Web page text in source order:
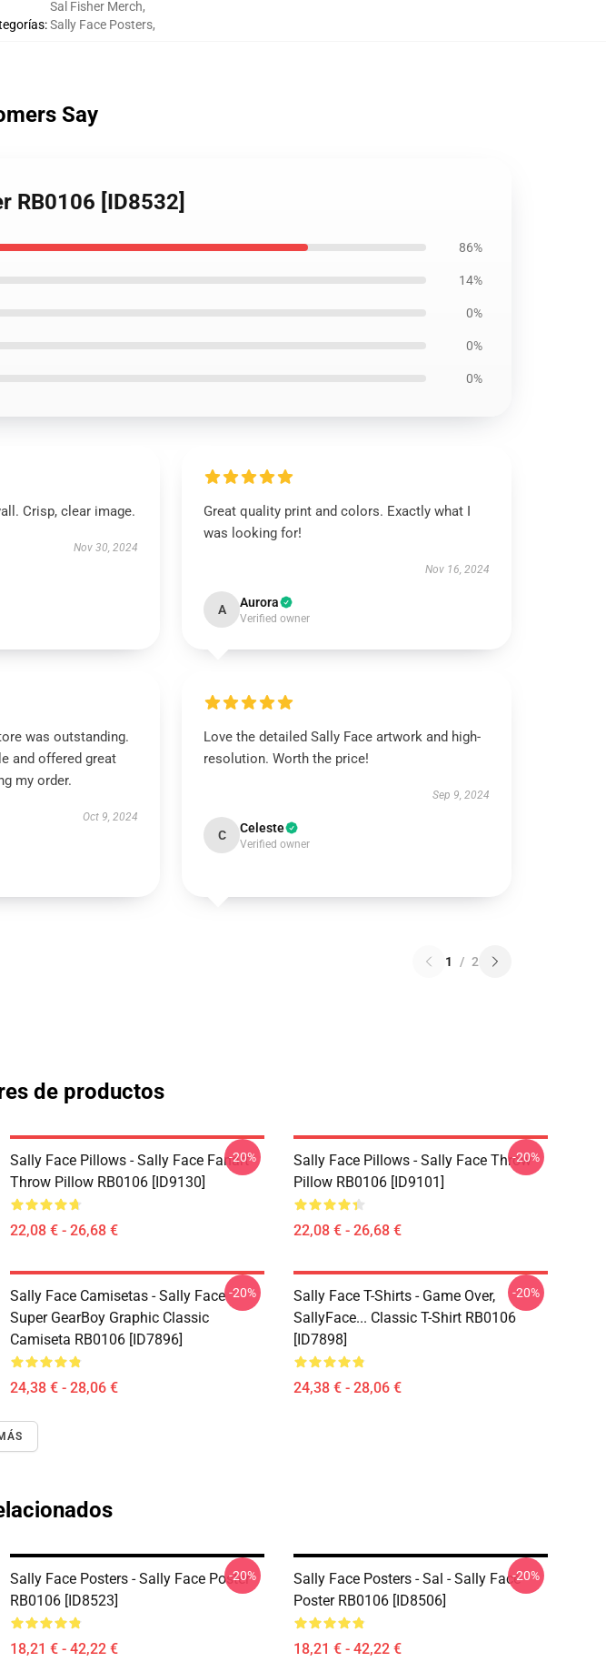
:
Sal Fisher Merch,
Sally Face Posters,
Say
RB0106 [ID8532]
86%
14%
0%
0%
0%
Crisp, clear image.
Nov 30, 2024
Great quality print and colors. Exactly what I
was looking for!
Nov 16, 2024
A Aurora
Verified owner
was outstanding.
and offered great
my order.
Oct 9, 2024
Love the detailed Sally Face artwork and high-
resolution. Worth the price!
Sep 9, 2024
C Celeste
Verified owner
1 / 2
de productos
Sally Face Pillows - Sally Face Fanart
Throw Pillow RB0106 [ID9130]
22,08 € - 26,68 €
-20%
Sally Face Pillows - Sally Face Throw
Pillow RB0106 [ID9101]
22,08 € - 26,68 €
-20%
Sally Face Camisetas - Sally Face
Super GearBoy Graphic Classic
Camiseta RB0106 [ID7896]
24,38 € - 28,06 €
-20%
Sally Face T-Shirts - Game Over,
SallyFace... Classic T-Shirt RB0106
[ID7898]
24,38 € - 28,06 €
-20%
Sally Face Posters - Sally Face Poster
RB0106 [ID8523]
18,21 € - 42,22 €
-20%
Sally Face Posters - Sal - Sally Face
Poster RB0106 [ID8506]
18,21 € - 42,22 €
-20%